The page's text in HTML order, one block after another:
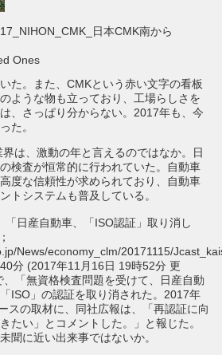
日本CMK南から
Ones
た。また、CMKという赤い文字の看板
ような物も立っており、工場らしさを
、さっぱり分からない。2017年も、今
た。
は、激動の年と言えるのではなか。日
検査が恒常的に行われていた。自動車
度な信頼性が求められており、自動車
トシステムも普及している。
「日産自動車、「ISO認証」取り消し
News/economy_clm/20171115/
分 (2017年11月16日 19時52分 更
「無資格検査問題を受けて、日産自動
ISO」の認証を取り消された。2017年
スの取材に、同社広報は、「再認証に向
たい」とコメントした。」と報じた。
聞に近い出来事ではないか。